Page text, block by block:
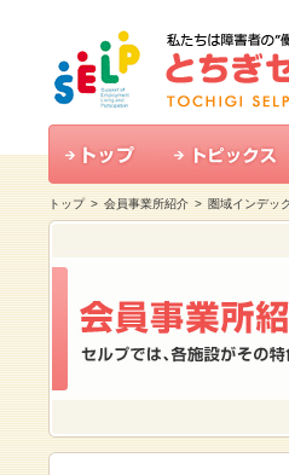
トップ> 会員事業所紹介 > 圏域インデッ